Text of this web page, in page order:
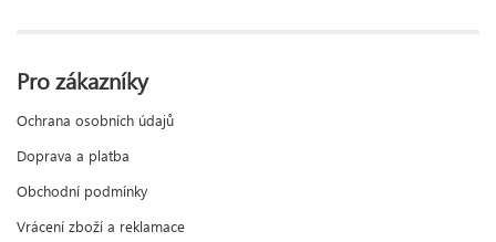
Pro zákazníky
Ochrana osobních údajů
Doprava a platba
Obchodní podmínky
Vrácení zboží a reklamace